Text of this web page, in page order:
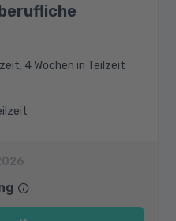
4 Wochen in Teilzeit